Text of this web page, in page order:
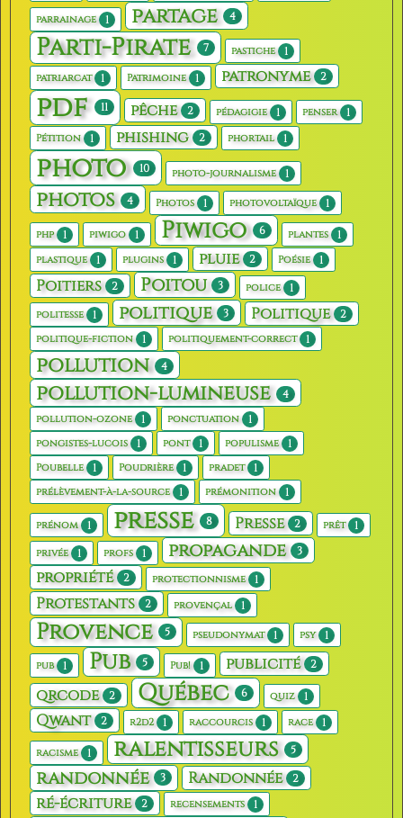
parrainage 1 partage 4
Parti-Pirate 7 pastiche 1
patriarcat 1 Patrimoine 1 patronyme 2
pdf 11 pêche 2 pédagigie 1 penser 1
Pétition 1 phishing 2 phortail 1
photo 10 photo-journalisme 1
photos 4 Photos 1 photovoltaïque 1
php 1 piwigo 1 Piwigo 6 plantes 1
plastique 1 plugins 1 pluie 2 Poésie 1
Poitiers 2 Poitou 3 police 1
politesse 1 politique 3 Politique 2
politique-fiction 1 politiquement-correct 1
pollution 4
pollution-lumineuse 4
pollution-ozone 1 ponctuation 1
pongistes-lucois 1 pont 1 populisme 1
Poubelle 1 Poudrière 1 pradet 1
prélèvement-à-la-source 1 prémonition 1
prénom 1 presse 8 Presse 2 prêt 1
privée 1 profs 1 propagande 3
propriété 2 protectionnisme 1
Protestants 2 provençal 1
Provence 5 pseudonymat 1 psy 1
pub 1 Pub 5 Pub! 1 publicité 2
qrcode 2 Québec 6 quiz 1
Qwant 2 r2d2 1 raccourcis 1 race 1
racisme 1 ralentisseurs 5
randonnée 3 Randonnée 2
ré-écriture 2 recensements 1